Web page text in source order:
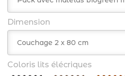
Dimension
Coloris lits élécriques